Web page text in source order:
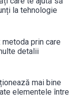
la tehnologie
prin care
detalii
mai bine
elementele între